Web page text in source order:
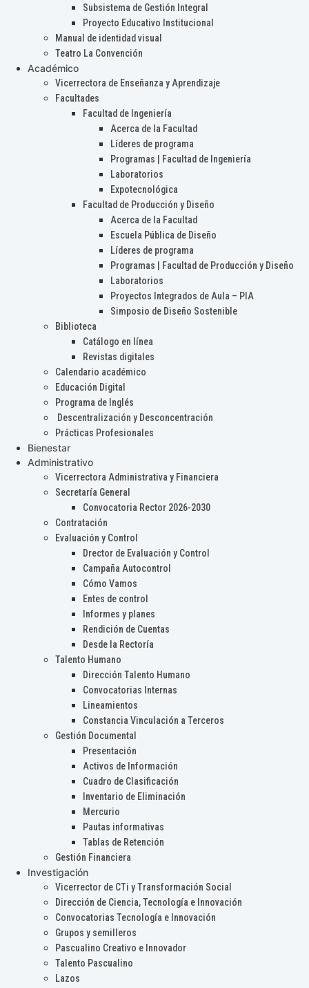
Subsistema de Gestión Integral
Proyecto Educativo Institucional
Manual de identidad visual
Teatro La Convención
Académico
Vicerrectora de Enseñanza y Aprendizaje
Facultades
Facultad de Ingeniería
Acerca de la Facultad
Líderes de programa
Programas | Facultad de Ingeniería
Laboratorios
Expotecnológica
Facultad de Producción y Diseño
Acerca de la Facultad
Escuela Pública de Diseño
Líderes de programa
Programas | Facultad de Producción y Diseño
Laboratorios
Proyectos Integrados de Aula – PIA
Simposio de Diseño Sostenible
Biblioteca
Catálogo en línea
Revistas digitales
Calendario académico
Educación Digital
Programa de Inglés
Descentralización y Desconcentración
Prácticas Profesionales
Bienestar
Administrativo
Vicerrectora Administrativa y Financiera
Secretaría General
Convocatoria Rector 2026-2030
Contratación
Evaluación y Control
Drector de Evaluación y Control
Campaña Autocontrol
Cómo Vamos
Entes de control
Informes y planes
Rendición de Cuentas
Desde la Rectoría
Talento Humano
Dirección Talento Humano
Convocatorias Internas
Lineamientos
Constancia Vinculación a Terceros
Gestión Documental
Presentación
Activos de Información
Cuadro de Clasificación
Inventario de Eliminación
Mercurio
Pautas informativas
Tablas de Retención
Gestión Financiera
Investigación
Vicerrector de CTi y Transformación Social
Dirección de Ciencia, Tecnología e Innovación
Convocatorias Tecnología e Innovación
Grupos y semilleros
Pascualino Creativo e Innovador
Talento Pascualino
Lazos